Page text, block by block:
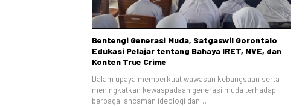
Bentengi Generasi Muda, Satgaswil Gorontalo
Edukasi Pelajar tentang Bahaya IRET, NVE, dan
Konten True Crime
Dalam upaya memperkuat wawasan kebangsaan serta
meningkatkan kewaspadaan generasi muda terhadap
berbagai ancaman ideologi dan…